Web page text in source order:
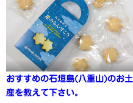
おすすめの石垣島(八重山)のお土
産を教えて下さい。